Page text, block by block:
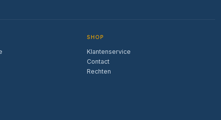
SHOP
Klantenservice
Contact
Rechten